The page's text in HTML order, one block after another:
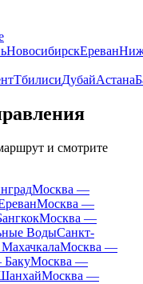
НовосибирскЕреван
ТбилисиДубайАстана
и смотрите
Москва —
Москва —
Москва —
ВодыСанкт-
Москва —
Москва —
Москва —